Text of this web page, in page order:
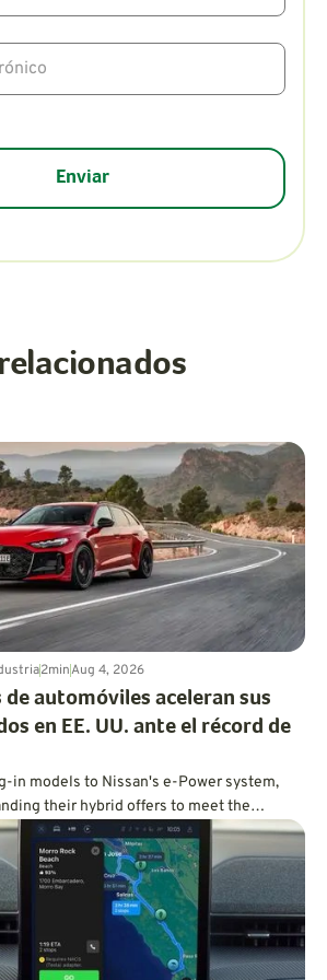
2minAug 4, 2026
automóviles aceleran sus
en EE. UU. ante el récord de
in models to Nissan's e-Power system,
their hybrid offers to meet the